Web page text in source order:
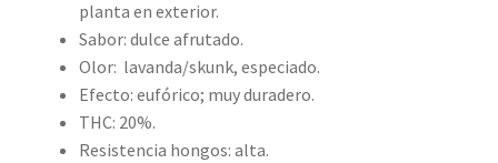
planta en exterior.
Sabor: dulce afrutado.
Olor: lavanda/skunk, especiado.
Efecto: eufórico; muy duradero.
THC: 20%.
Resistencia hongos: alta.